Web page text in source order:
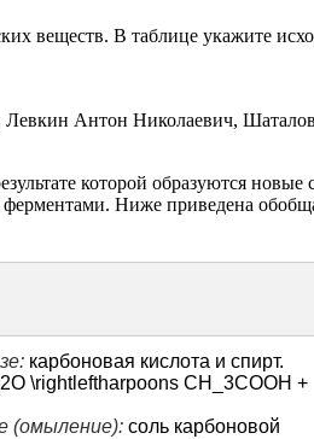
веществ. В таблице укажите
которой образуются
Ниже приведена
карбоновая кислота и спирт.
\rightleftharpoons CH_3COOH +
(омыление): соль карбоновой